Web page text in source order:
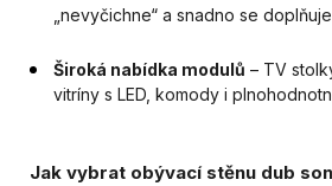
„nevyčichne“ a snadno se
Široká nabídka modulů – TV
vitríny s LED, komody i
Jak vybrat obývací stěnu dub